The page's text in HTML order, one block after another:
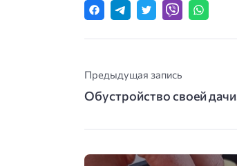
Предыдущая запись
Обустройство своей